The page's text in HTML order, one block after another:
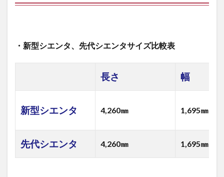
・新型シエンタ、先代シエンタサイズ比較表
長さ 幅
新型シエンタ 4,260㎜ 1,695㎜
先代シエンタ 4,260㎜ 1,695㎜